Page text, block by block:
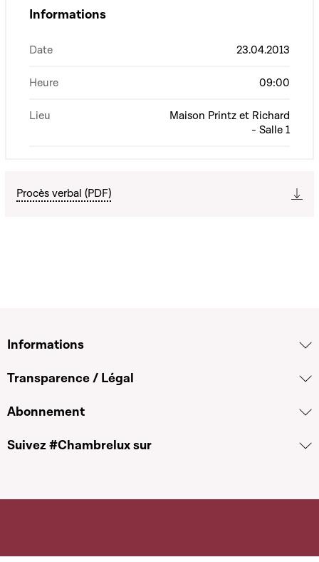
Informations
Date 23.04.2013
Heure 09:00
Lieu
Maison Printz et Richard
- Salle 1
Procès verbal (PDF)
Informations
Transparence / Légal
Abonnement
Suivez #Chambrelux sur